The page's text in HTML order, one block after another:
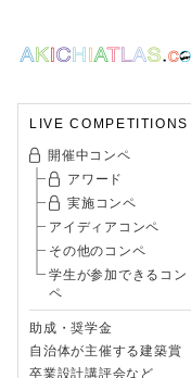
LIVE COMPETITIONS
開催中コンペ
アワード
実施コンペ
アイディアコンペ
その他のコンペ
学生が参加できるコン
ペ
助成・奨学金
自治体が主催する建築賞
卒業設計講評会など